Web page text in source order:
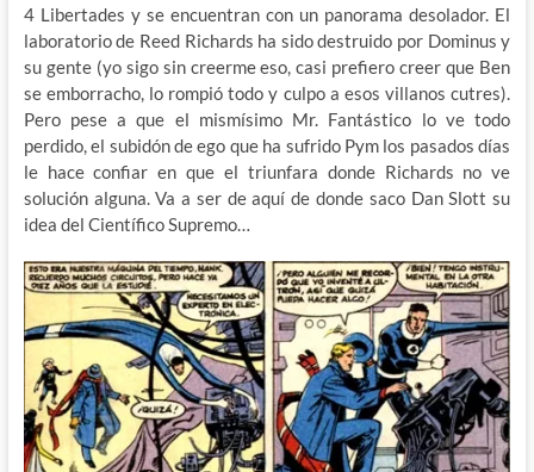
4 Libertades y se encuentran con un panorama desolador. El
laboratorio de Reed Richards ha sido destruido por Dominus y
su gente (yo sigo sin creerme eso, casi prefiero creer que Ben
se emborracho, lo rompió todo y culpo a esos villanos cutres).
Pero pese a que el mismísimo Mr. Fantástico lo ve todo
perdido, el subidón de ego que ha sufrido Pym los pasados días
le hace confiar en que el triunfara donde Richards no ve
solución alguna. Va a ser de aquí de donde saco Dan Slott su
idea del Científico Supremo…